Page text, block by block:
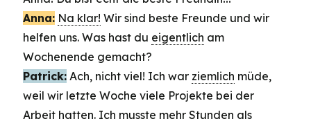
Anna: Na klar! Wir sind beste Freunde und wir
helfen uns. Was hast du eigentlich am
Wochenende gemacht?
Patrick: Ach, nicht viel! Ich war ziemlich müde,
weil wir letzte Woche viele Projekte bei der
Arbeit hatten. Ich musste mehr Stunden als